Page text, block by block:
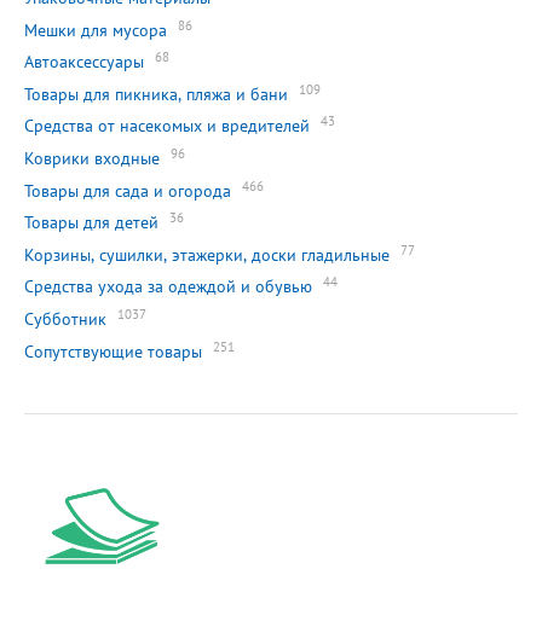
Мешки для мусора 86
Автоаксессуары 68
Товары для пикника, пляжа и бани 109
Средства от насекомых и вредителей 43
Коврики входные 96
Товары для сада и огорода 466
Товары для детей 36
Корзины, сушилки, этажерки, доски гладильные 77
Средства ухода за одеждой и обувью 44
Субботник 1037
Сопутствующие товары 251